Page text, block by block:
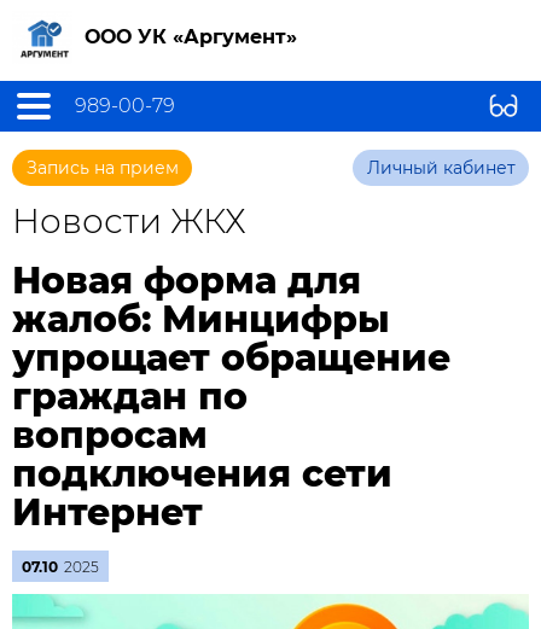
ООО УК «Аргумент»
989-00-79
Запись на прием Личный кабинет
Новости ЖКХ
Новая форма для
жалоб: Минцифры
упрощает обращение
граждан по
вопросам
подключения сети
Интернет
07.10 2025